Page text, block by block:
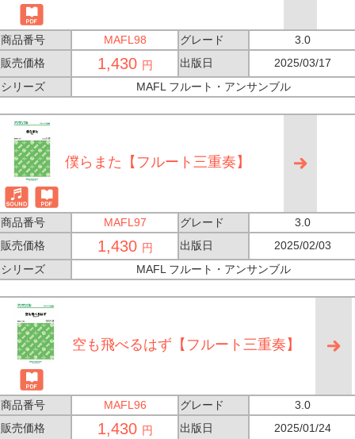
商品番号 MAFL98 グレード
3.0
販売価格
1,430 円 出版日
2025/03/17
シリーズ
MAFL フルート・アンサンブル
僕らまた【フルート三重奏】
商品番号 MAFL97 グレード
3.0
販売価格
1,430 円 出版日
2025/02/03
シリーズ
MAFL フルート・アンサンブル
空も飛べるはず【フルート三重奏】
商品番号 MAFL96 グレード
3.0
販売価格
1,430 円 出版日
2025/01/24